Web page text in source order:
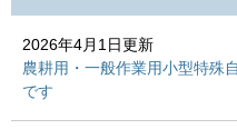
2026年4月1日更新
農耕用・一般作業用小型特殊
です